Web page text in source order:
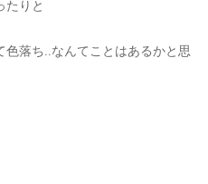
たりと
落ち‥なんてことはあるかと思